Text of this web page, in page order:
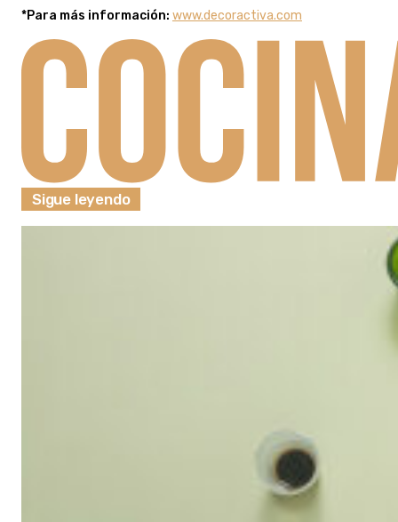
*Para más información: www.decoractiva.com
Sigue leyendo